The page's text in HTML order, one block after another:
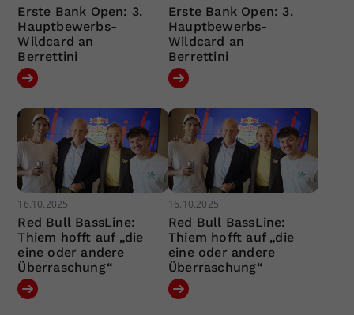
Erste Bank Open: 3.
Hauptbewerbs-
Wildcard an
Berrettini
Erste Bank Open: 3.
Hauptbewerbs-
Wildcard an
Berrettini
16.10.2025
Red Bull BassLine:
Thiem hofft auf „die
eine oder andere
Überraschung“
16.10.2025
Red Bull BassLine:
Thiem hofft auf „die
eine oder andere
Überraschung“